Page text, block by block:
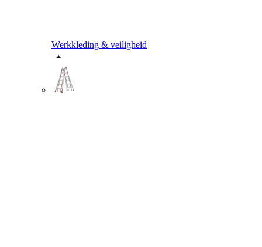
Werkkleding & veiligheid